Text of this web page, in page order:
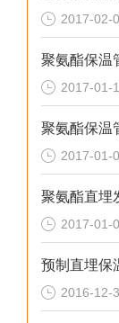
2017-02-
聚氨酯保温
2017-01-
聚氨酯保温
2017-01-
聚氨酯直埋
2017-01-
预制直埋保
2016-12-